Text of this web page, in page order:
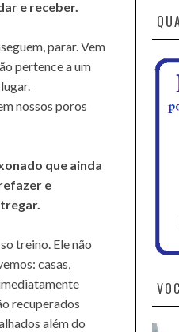
e receber.
parar. Vem
pertence a um
nossos poros
que ainda
e
treino. Ele não
casas,
recuperados
além do